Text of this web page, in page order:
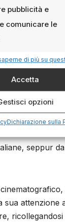
pubblicità e
comunicare le
di più su
Accetta
opzioni
Dichiarazione sulla
un’eredità
analisi sul
di
lavoro ricorda
con cui
Calvino, con
immediato è
seppur
sua attenzione
ricollegandosi